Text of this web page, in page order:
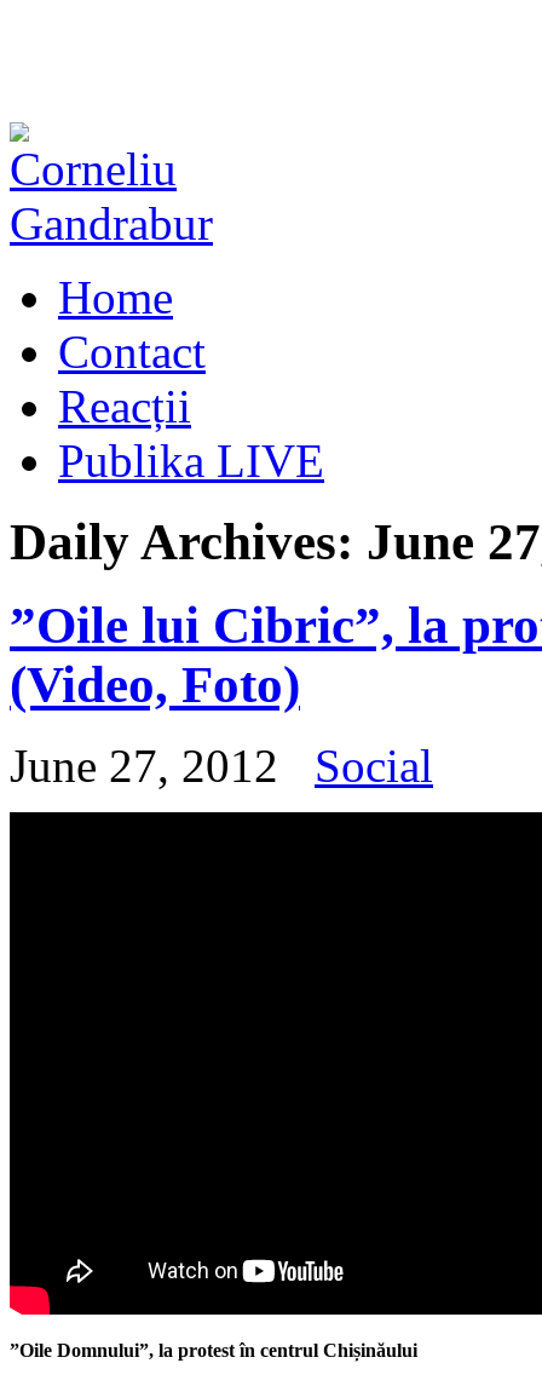
Home
Contact
Reacții
Publika LIVE
Daily Archives: June
”Oile lui Cibric”, la
(Video, Foto)
June 27, 2012 Social
”Oile Domnului”, la protest în centrul Chișinăului